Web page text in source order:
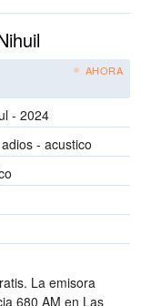
AHORA
- 2024
- acustico
La emisora
680 AM en Las